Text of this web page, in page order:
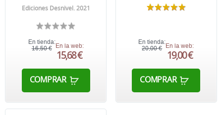
Ediciones Desnivel. 2021
En tienda:
16,50 € En la web:
15,68 €
COMPRAR
En tienda:
20,00 €
En la web:
19,00 €
COMPRAR